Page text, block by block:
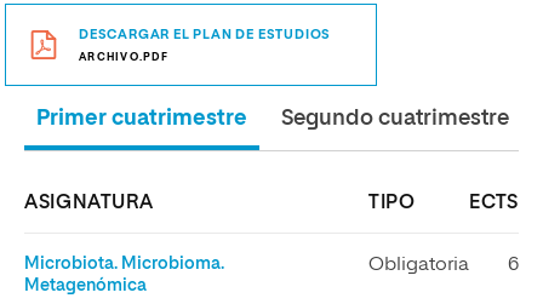
DESCARGAR EL PLAN DE ESTUDIOS
ARCHIVO.PDF
Primer cuatrimestre Segundo cuatrimestre
ASIGNATURA TIPO ECTS
Microbiota. Microbioma.
Metagenómica
Obligatoria 6